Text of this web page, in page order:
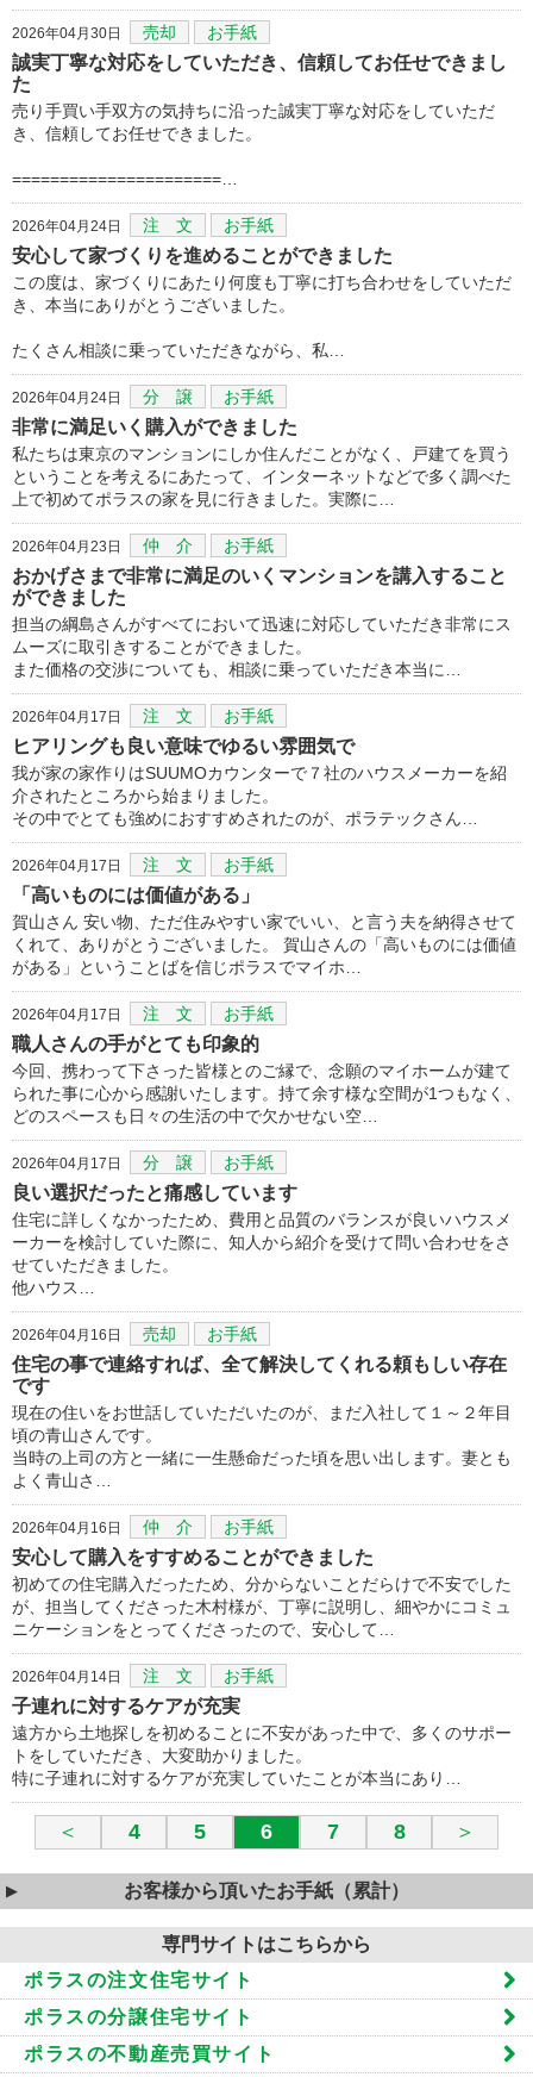
2026年04月30日 売却 お手紙
誠実丁寧な対応をしていただき、信頼してお任せできまし
た
売り手買い手双方の気持ちに沿った誠実丁寧な対応をしていただ
き、信頼してお任せできました。
======================…
2026年04月24日 注 文 お手紙
安心して家づくりを進めることができました
この度は、家づくりにあたり何度も丁寧に打ち合わせをしていただ
き、本当にありがとうございました。
たくさん相談に乗っていただきながら、私…
2026年04月24日 分 譲 お手紙
非常に満足いく購入ができました
私たちは東京のマンションにしか住んだことがなく、戸建てを買う
ということを考えるにあたって、インターネットなどで多く調べた
上で初めてポラスの家を見に行きました。実際に…
2026年04月23日 仲 介 お手紙
おかげさまで非常に満足のいくマンションを講入すること
ができました
担当の綱島さんがすべてにおいて迅速に対応していただき非常にス
ムーズに取引きすることができました。
また価格の交渉についても、相談に乗っていただき本当に…
2026年04月17日 注 文 お手紙
ヒアリングも良い意味でゆるい雰囲気で
我が家の家作りはSUUMOカウンターで７社のハウスメーカーを紹
介されたところから始まりました。
その中でとても強めにおすすめされたのが、ポラテックさん…
2026年04月17日 注 文 お手紙
「高いものには価値がある」
賀山さん 安い物、ただ住みやすい家でいい、と言う夫を納得させて
くれて、ありがとうございました。 賀山さんの「高いものには価値
がある」ということばを信じポラスでマイホ…
2026年04月17日 注 文 お手紙
職人さんの手がとても印象的
今回、携わって下さった皆様とのご縁で、念願のマイホームが建て
られた事に心から感謝いたします。持て余す様な空間が1つもなく、
どのスペースも日々の生活の中で欠かせない空…
2026年04月17日 分 譲 お手紙
良い選択だったと痛感しています
住宅に詳しくなかったため、費用と品質のバランスが良いハウスメ
ーカーを検討していた際に、知人から紹介を受けて問い合わせをさ
せていただきました。
他ハウス…
2026年04月16日 売却 お手紙
住宅の事で連絡すれば、全て解決してくれる頼もしい存在
です
現在の住いをお世話していただいたのが、まだ入社して１～２年目
頃の青山さんです。
当時の上司の方と一緒に一生懸命だった頃を思い出します。妻とも
よく青山さ…
2026年04月16日 仲 介 お手紙
安心して購入をすすめることができました
初めての住宅購入だったため、分からないことだらけで不安でした
が、担当してくださった木村様が、丁寧に説明し、細やかにコミュ
ニケーションをとってくださったので、安心して…
2026年04月14日 注 文 お手紙
子連れに対するケアが充実
遠方から土地探しを初めることに不安があった中で、多くのサポー
トをしていただき、大変助かりました。
特に子連れに対するケアが充実していたことが本当にあり…
＜ 4 5 6 7 8 ＞
お客様から頂いたお手紙（累計）
専門サイトはこちらから
ポラスの注文住宅サイト
ポラスの分譲住宅サイト
ポラスの不動産売買サイト